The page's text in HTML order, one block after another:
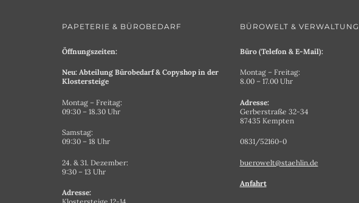
PAPETERIE & BÜROBEDARF
Öffnungszeiten:
Neu: Abteilung Bürobedarf & Copyshop in der
Klostersteige
Montag – Freitag:
09:30 – 18.30 Uhr
Samstag:
09:30 – 18 Uhr
24. & 31. Dezember:
9:30 – 13 Uhr
Adresse:
BÜROWELT & VERWALTUNG
Büro (Telefon & E-Mail):
Montag – Freitag:
8.00 – 17.00 Uhr
Adresse:
Gerberstraße 32-34
87435 Kempten
0831/52160-0
buerowelt@staehlin.de
Anfahrt